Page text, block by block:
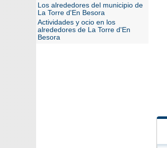
Los alrededores del municipio de
La Torre d'En Besora
Actividades y ocio en los
alrededores de La Torre d'En
Besora